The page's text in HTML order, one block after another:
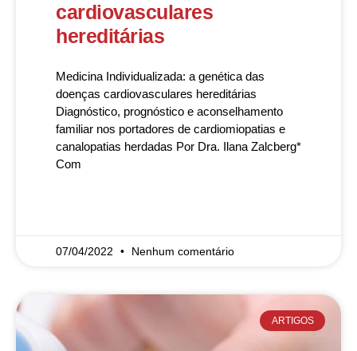
cardiovasculares
hereditárias
Medicina Individualizada: a genética das
doenças cardiovasculares hereditárias
Diagnóstico, prognóstico e aconselhamento
familiar nos portadores de cardiomiopatias e
canalopatias herdadas Por Dra. Ilana Zalcberg*
Com
07/04/2022 Nenhum comentário
ARTIGOS